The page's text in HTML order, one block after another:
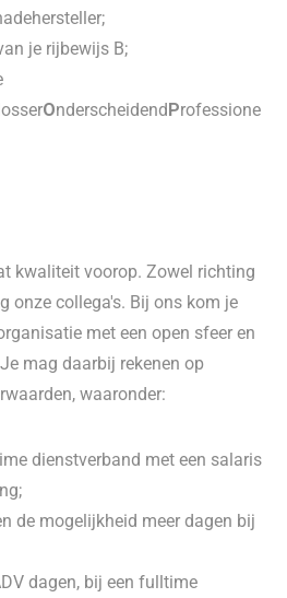
je rijbewijs B;
OnderscheidendProfessione
kwaliteit voorop. Zowel richting
onze collega's. Bij ons kom je
met een open sfeer en
mag daarbij rekenen op
waaronder:
dienstverband met een salaris
de mogelijkheid meer dagen bij
dagen, bij een fulltime